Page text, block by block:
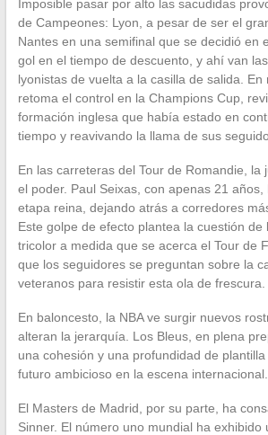
Imposible pasar por alto las sacudidas
de Campeones: Lyon, a pesar de ser el
Nantes en una semifinal que se decidió en
gol en el tiempo de descuento, y ahí van
lyonistas de vuelta a la casilla de salida. En
retoma el control en la Champions Cup,
formación inglesa que había estado en
tiempo y reavivando la llama de sus
En las carreteras del Tour de Romandie, la
el poder. Paul Seixas, con apenas 21 años,
etapa reina, dejando atrás a corredores
Este golpe de efecto plantea la cuestión de
tricolor a medida que se acerca el Tour de
que los seguidores se preguntan sobre la
veteranos para resistir esta ola de frescura.
En baloncesto, la NBA ve surgir nuevos
alteran la jerarquía. Los Bleus, en plena
una cohesión y una profundidad de
futuro ambicioso en la escena internacional.
El Masters de Madrid, por su parte, ha
Sinner. El número uno mundial ha exhibido